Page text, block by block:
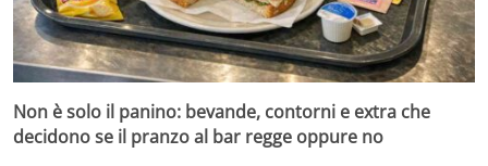
Non è solo il panino: bevande, contorni e extra che
decidono se il pranzo al bar regge oppure no